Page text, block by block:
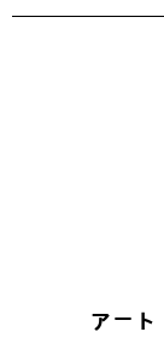
アート